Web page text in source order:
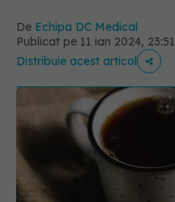
De Echipa DC Medical
Publicat pe 11 ian 2024, 23:51
Distribuie acest articol